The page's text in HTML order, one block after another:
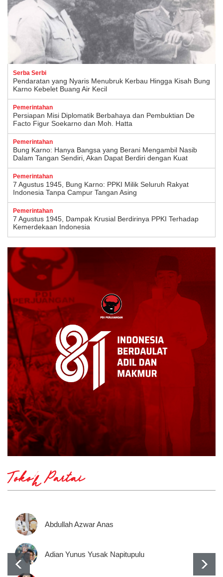
Serba Serbi
Pendaratan yang Nyaris Menubruk Kerbau Hingga Kisah Bung
Karno Kebelet Buang Air Kecil
Pemerintahan
Persiapan Misi Diplomatik Berbahaya dan Pembuktian De
Facto Figur Soekarno dan Moh. Hatta
Pemerintahan
Bung Karno: Hanya Bangsa yang Berani Mengambil Nasib
Dalam Tangan Sendiri, Akan Dapat Berdiri dengan Kuat
Pemerintahan
7 Agustus 1945, Bung Karno: PPKI Milik Seluruh Rakyat
Indonesia Tanpa Campur Tangan Asing
Pemerintahan
7 Agustus 1945, Dampak Krusial Berdirinya PPKI Terhadap
Kemerdekaan Indonesia
Tokoh Partai
Abdullah Azwar Anas
Adian Yunus Yusak Napitupulu